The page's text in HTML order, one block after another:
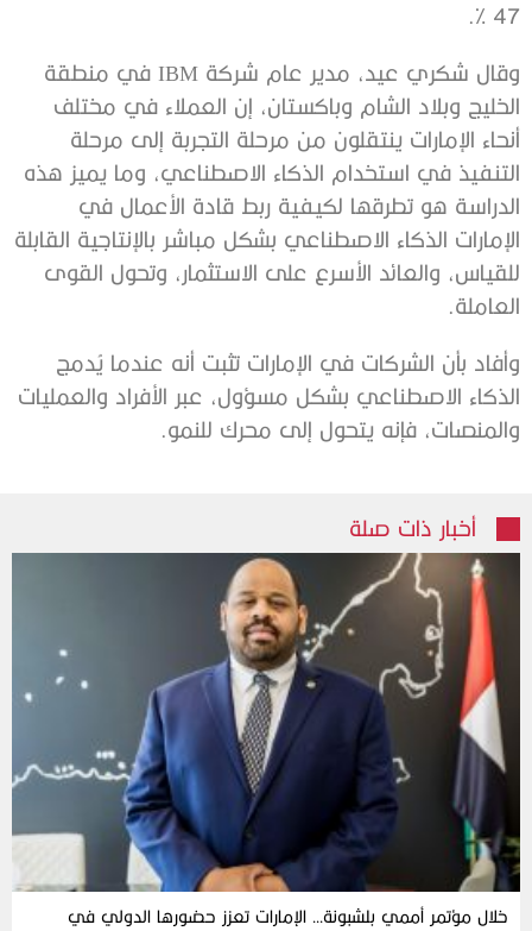
47 %.
وقال شكري عيد، مدير عام شركة IBM في منطقة
الخليج وبلاد الشام وباكستان، إن العملاء في مختلف
أنحاء الإمارات ينتقلون من مرحلة التجربة إلى مرحلة
التنفيذ في استخدام الذكاء الاصطناعي، وما يميز هذه
الدراسة هو تطرقها لكيفية ربط قادة الأعمال في
الإمارات الذكاء الاصطناعي بشكل مباشر بالإنتاجية القابلة
للقياس، والعائد الأسرع على الاستثمار، وتحول القوى
العاملة.
وأفاد بأن الشركات في الإمارات تثبت أنه عندما يُدمج
الذكاء الاصطناعي بشكل مسؤول، عبر الأفراد والعمليات
والمنصات، فإنه يتحول إلى محرك للنمو.
أخبار ذات صلة
خلال مؤتمر أممي بلشبونة… الإمارات تعزز حضورها الدولي في